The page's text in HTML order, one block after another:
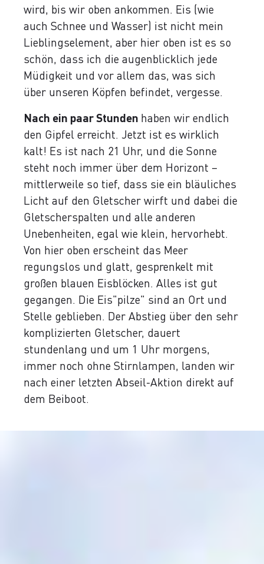
wird, bis wir oben ankommen. Eis (wie
auch Schnee und Wasser) ist nicht mein
Lieblingselement, aber hier oben ist es so
schön, dass ich die augenblicklich jede
Müdigkeit und vor allem das, was sich
über unseren Köpfen befindet, vergesse.
Nach ein paar Stunden haben wir endlich
den Gipfel erreicht. Jetzt ist es wirklich
kalt! Es ist nach 21 Uhr, und die Sonne
steht noch immer über dem Horizont –
mittlerweile so tief, dass sie ein bläuliches
Licht auf den Gletscher wirft und dabei die
Gletscherspalten und alle anderen
Unebenheiten, egal wie klein, hervorhebt.
Von hier oben erscheint das Meer
regungslos und glatt, gesprenkelt mit
großen blauen Eisblöcken. Alles ist gut
gegangen. Die Eis"pilze" sind an Ort und
Stelle geblieben. Der Abstieg über den sehr
komplizierten Gletscher, dauert
stundenlang und um 1 Uhr morgens,
immer noch ohne Stirnlampen, landen wir
nach einer letzten Abseil-Aktion direkt auf
dem Beiboot.